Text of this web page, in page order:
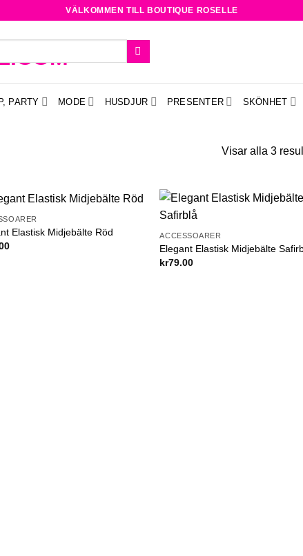
VÄLKOMMEN TILL BOUTIQUE ROSELLE
PARTY MODE HUSDJUR PRESENTER SKÖNHET
Visar alla 3
Add to
wishlist
Elastisk Midjebälte Röd
ACCESSOARER
Elegant Elastisk Midjebälte
kr79.00